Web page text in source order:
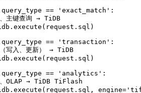
== 'exact_match':
主键查询 → TiDB
== 'transaction':
写入、更新） → TiDB
== 'analytics':
OLAP → TiDB TiFlash